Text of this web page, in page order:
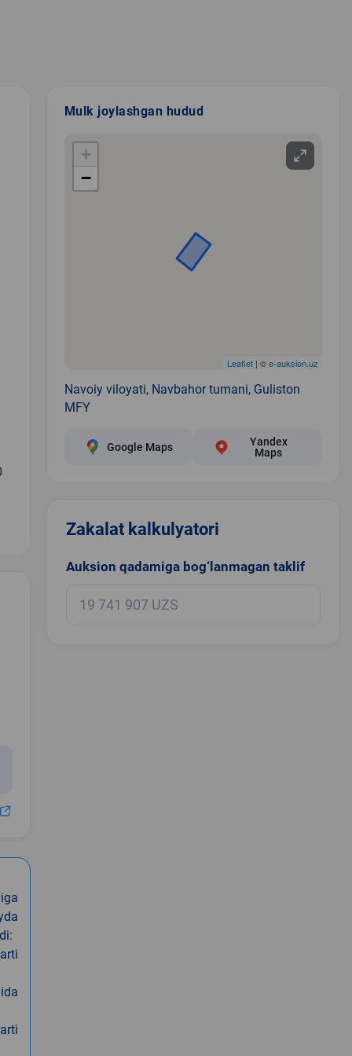
Mulk joylashgan hudud
+
−
Leaflet| ©e-auksion.uz
Navoiy viloyati, Navbahor tumani, Guliston
MFY
Google Maps
Yandex
Maps
Zakalat kalkulyatori
Auksion qadamiga bog‘lanmagan taklif